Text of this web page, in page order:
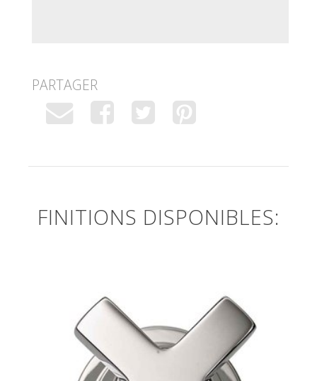
PARTAGER
FINITIONS DISPONIBLES: